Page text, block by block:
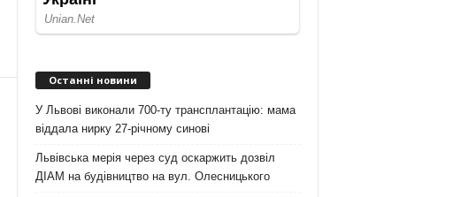
Останні новини
У Львові виконали 700-ту трансплантацію: мама
віддала нирку 27-річному синові
Львівська мерія через суд оскаржить дозвіл
ДІАМ на будівництво на вул. Олесницького